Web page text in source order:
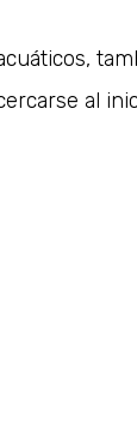
al